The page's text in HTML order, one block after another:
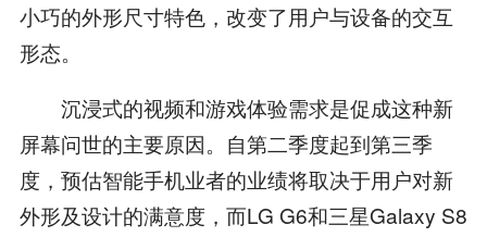
小巧的外形尺寸特色，改变了用户与设备的交互
形态。
沉浸式的视频和游戏体验需求是促成这种新
屏幕问世的主要原因。自第二季度起到第三季
度，预估智能手机业者的业绩将取决于用户对新
外形及设计的满意度，而LG G6和三星Galaxy S8